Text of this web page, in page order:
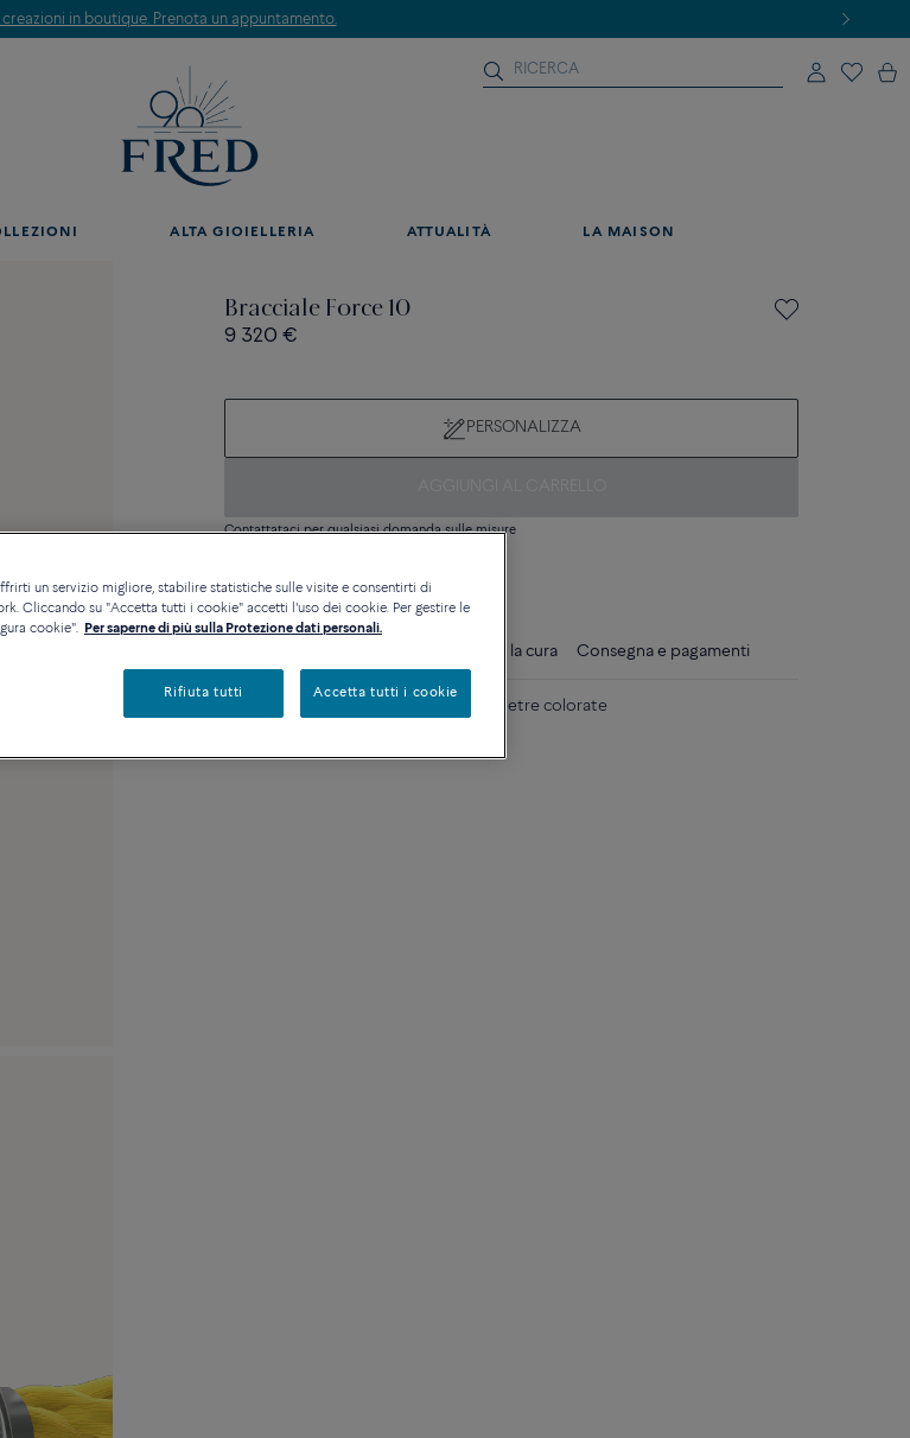
in boutique. Prenota un appuntamento.
ALTA GIOIELLERIA ATTUALITÀ LA MAISON
Bracciale Force 10
9 320 €
PERSONALIZZA
Contattataci per qualsiasi domanda sulle misure
Consigli per la cura Consegna e pagamenti
Modello Grande in oro bianco 18k e pietre colorate
un servizio migliore, stabilire statistiche sulle visite e consentirti di
Cliccando su "Accetta tutti i cookie" accetti l'uso dei cookie. Per gestire le
cookie". Per saperne di più sulla Protezione dati personali.
Rifiuta tutti Accetta tutti i cookie